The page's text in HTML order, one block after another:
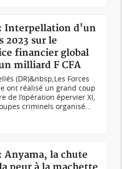
Interpellation d'un
2023 sur le
financier global
milliard F CFA
(DR)&nbsp;Les Forces
ont réalisé un grand coup
de l’opération épervier XI,
criminels organisé...
Anyama, la chute